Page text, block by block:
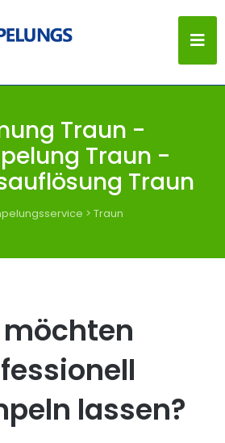
Traun -
Traun -
Traun
> Traun
möchten
lassen?